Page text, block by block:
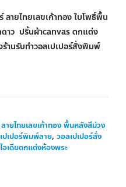
ลายไทยเลขเก้าทอง ใบโพธิ์พื้น
ดาว ปริ้นผ้าcanvas ตกแต่ง
านรับทำวอลเปเปอร์สั่งพิมพ์
ายไทยเลขเก้าทอง พื้นหลังสีม่วง
ปเปอร์พิมพ์ลาย, วอลเปเปอร์สั่ง
ไอเดียตกแต่งห้องพระ